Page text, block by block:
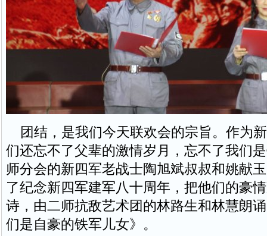
团结，是我们今天联欢会的宗旨。作为
们还忘不了父辈的激情岁月，忘不了我们
师分会的新四军老战士陶旭斌叔叔和姚献
了纪念新四军建军八十周年，把他们的豪
诗，由二师抗敌艺术团的林路生和林慧朗
们是自豪的铁军儿女》。